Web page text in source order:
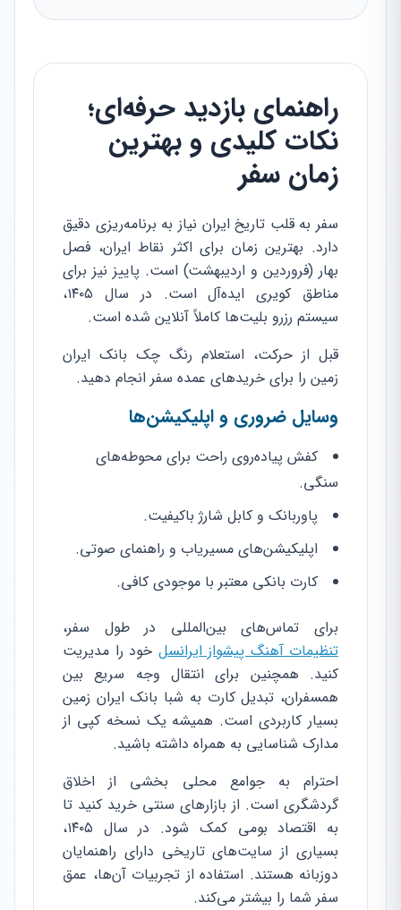
راهنمای بازدید حرفه‌ای؛
نکات کلیدی و بهترین
زمان سفر
سفر به قلب تاریخ ایران نیاز به برنامه‌ریزی دقیق
دارد. بهترین زمان برای اکثر نقاط ایران، فصل
بهار (فروردین و اردیبهشت) است. پاییز نیز برای
مناطق کویری ایده‌آل است. در سال ۱۴۰۵،
سیستم رزرو بلیت‌ها کاملاً آنلاین شده است.
قبل از حرکت، استعلام رنگ چک بانک ایران
زمین را برای خریدهای عمده سفر انجام دهید.
وسایل ضروری و اپلیکیشن‌ها
کفش پیاده‌روی راحت برای محوطه‌های
سنگی.
پاوربانک و کابل شارژ باکیفیت.
اپلیکیشن‌های مسیریاب و راهنمای صوتی.
کارت بانکی معتبر با موجودی کافی.
برای تماس‌های بین‌المللی در طول سفر،
تنظیمات آهنگ پیشواز ایرانسل خود را مدیریت
کنید. همچنین برای انتقال وجه سریع بین
همسفران، تبدیل کارت به شبا بانک ایران زمین
بسیار کاربردی است. همیشه یک نسخه کپی از
مدارک شناسایی به همراه داشته باشید.
احترام به جوامع محلی بخشی از اخلاق
گردشگری است. از بازارهای سنتی خرید کنید تا
به اقتصاد بومی کمک شود. در سال ۱۴۰۵،
بسیاری از سایت‌های تاریخی دارای راهنمایان
دوزبانه هستند. استفاده از تجربیات آن‌ها، عمق
سفر شما را بیشتر می‌کند.